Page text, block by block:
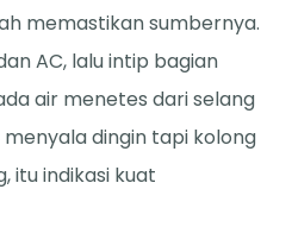
memastikan sumbernya.
AC, lalu intip bagian
air menetes dari selang
dingin tapi kolong
itu indikasi kuat